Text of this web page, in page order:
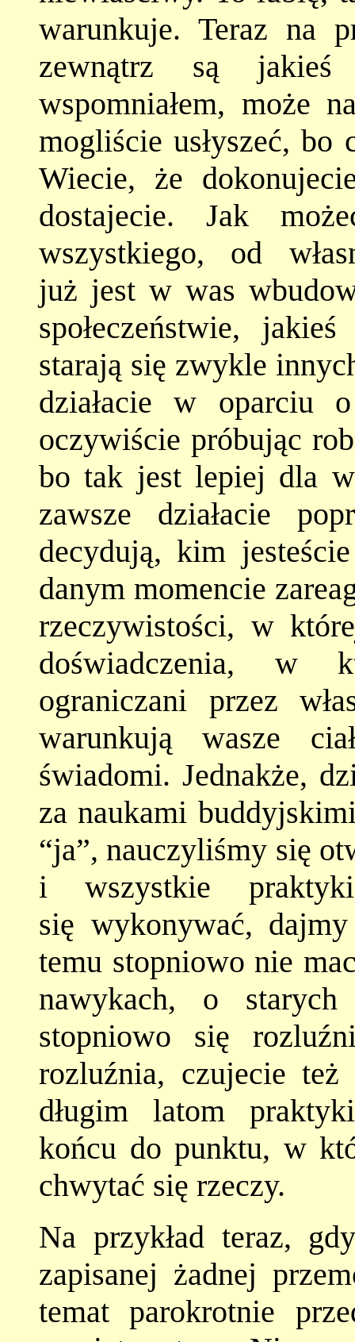
warunkuje. Teraz na
zewnątrz są
wspomniałem, może
mogliście usłyszeć, bo
Wiecie, że
dostajecie. Jak
wszystkiego, od
już jest w was
społeczeństwie,
starają się zwykle
działacie w oparciu
oczywiście próbując
bo tak jest lepiej dla
zawsze działacie
decydują, kim
danym momencie
rzeczywistości, w
doświadczenia, w
ograniczani przez
warunkują wasze
świadomi. Jednakże,
za naukami
“ja”, nauczyliśmy się
i wszystkie
się wykonywać,
temu stopniowo nie
nawykach, o starych
stopniowo się
rozluźnia, czujecie
długim latom
końcu do punktu, w
chwytać się rzeczy.
Na przykład teraz,
zapisanej żadnej
temat parokrotnie